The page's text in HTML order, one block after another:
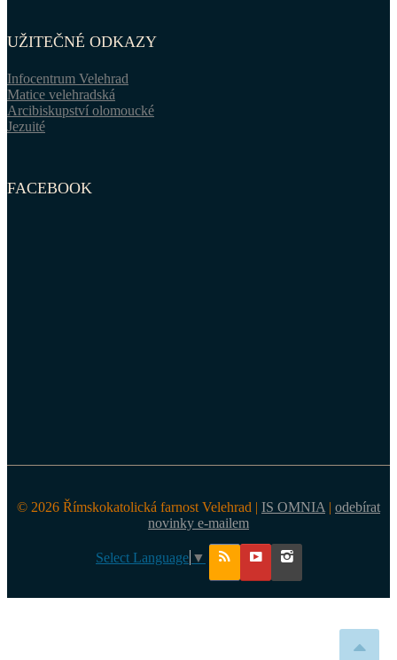
UŽITEČNÉ ODKAZY
Infocentrum Velehrad
Matice velehradská
Arcibiskupství olomoucké
Jezuité
FACEBOOK
© 2026 Římskokatolická farnost Velehrad | IS OMNIA | odebírat
novinky e-mailem
Select Language ▼